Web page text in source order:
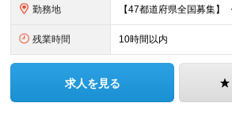
勤務地
残業時間 10時間以内
求人を見る